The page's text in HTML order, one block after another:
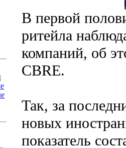
В первой
ритейла
компаний, об
CBRE.
Так, за
новых
показатель